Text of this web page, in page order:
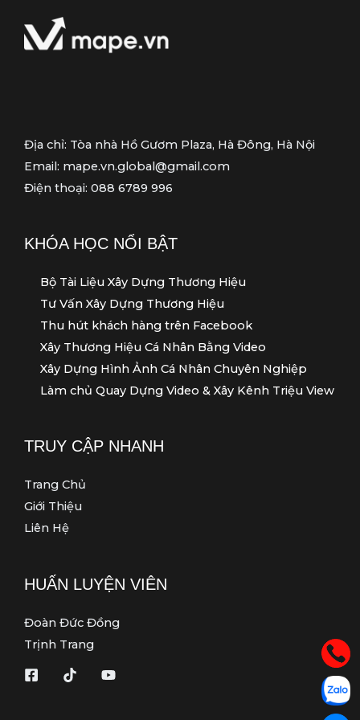
Địa chỉ: Tòa nhà Hồ Gươm Plaza, Hà Đông, Hà Nội
Email: mape.vn.global@gmail.com
Điện thoại: 088 6789 996
KHÓA HỌC NỔI BẬT
Bộ Tài Liệu Xây Dựng Thương Hiệu
Tư Vấn Xây Dựng Thương Hiệu
Thu hút khách hàng trên Facebook
Xây Thương Hiệu Cá Nhân Bằng Video
Xây Dựng Hình Ảnh Cá Nhân Chuyên Nghiệp
Làm chủ Quay Dựng Video & Xây Kênh Triệu View
TRUY CẬP NHANH
Trang Chủ
Giới Thiệu
Liên Hệ
HUẤN LUYỆN VIÊN
Đoàn Đức Đồng
Trịnh Trang